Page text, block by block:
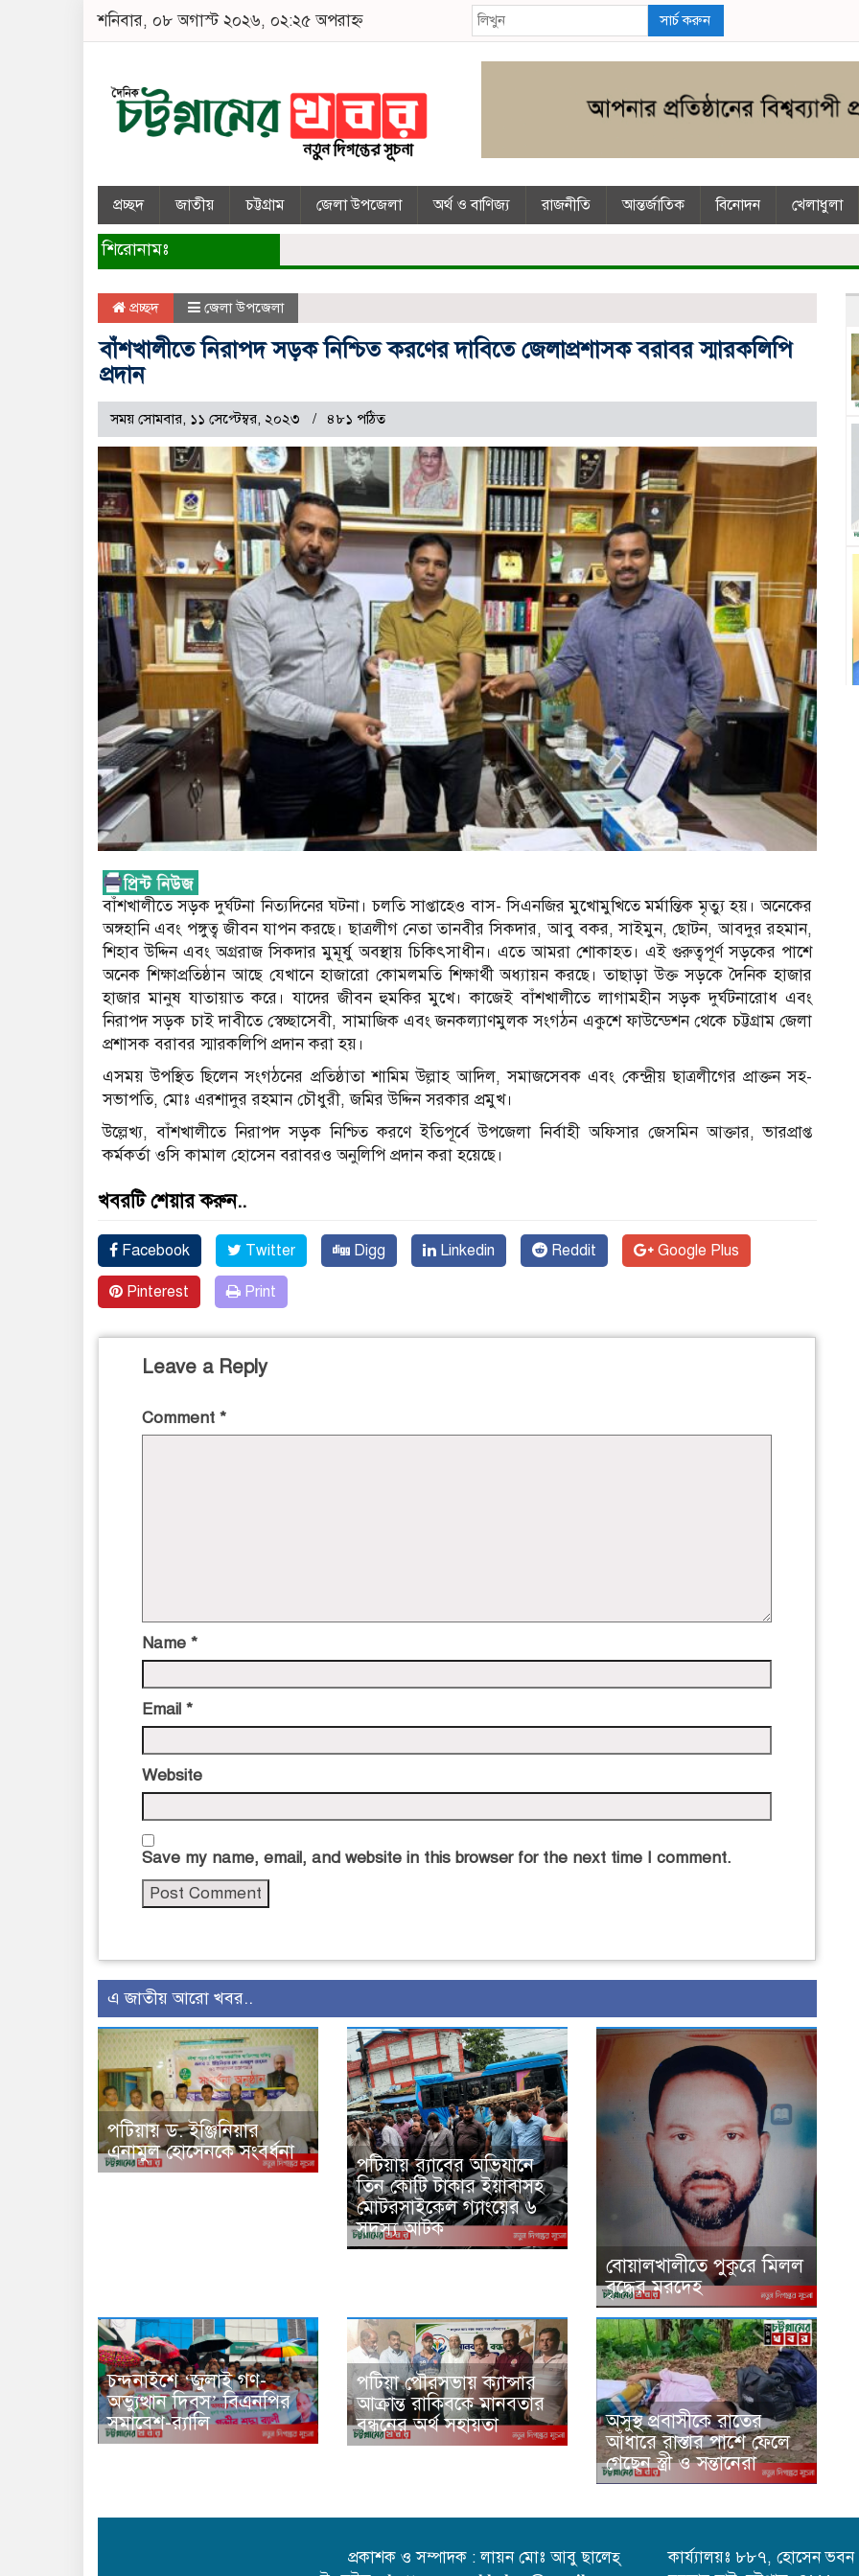
শনিবার, ০৮ অগাস্ট ২০২৬, ০২:২৫ অপরাহ্ন সার্চ করুন
প্রচ্ছদ জাতীয় চট্টগ্রাম জেলা উপজেলা অর্থ ও বাণিজ্য রাজনীতি আন্তর্জাতিক বিনোদন খেলাধুলা
শিরোনামঃ
প্রচ্ছদ জেলা উপজেলা
বাঁশখালীতে নিরাপদ সড়ক নিশ্চিত করণের দাবিতে জেলাপ্রশাসক বরাবর স্মারকলিপি
প্রদান
সময় সোমবার, ১১ সেপ্টেম্বর, ২০২৩ ৪৮১ পঠিত
বাঁশখালীতে সড়ক দুর্ঘটনা নিত্যদিনের ঘটনা। চলতি সাপ্তাহেও বাস- সিএনজির মুখোমুখিতে মর্মান্তিক মৃত্যু হয়। অনেকের
অঙ্গহানি এবং পঙ্গুত্ব জীবন যাপন করছে। ছাত্রলীগ নেতা তানবীর সিকদার, আবু বকর, সাইমুন, ছোটন, আবদুর রহমান,
শিহাব উদ্দিন এবং অগ্ররাজ সিকদার মুমূর্ষু অবস্থায় চিকিৎসাধীন। এতে আমরা শোকাহত। এই গুরুত্বপূর্ণ সড়কের পাশে
অনেক শিক্ষাপ্রতিষ্ঠান আছে যেখানে হাজারো কোমলমতি শিক্ষার্থী অধ্যায়ন করছে। তাছাড়া উক্ত সড়কে দৈনিক হাজার
হাজার মানুষ যাতায়াত করে। যাদের জীবন হুমকির মুখে। কাজেই বাঁশখালীতে লাগামহীন সড়ক দুর্ঘটনারোধ এবং
নিরাপদ সড়ক চাই দাবীতে স্বেচ্ছাসেবী, সামাজিক এবং জনকল্যাণমুলক সংগঠন একুশে ফাউন্ডেশন থেকে চট্টগ্রাম জেলা
প্রশাসক বরাবর স্মারকলিপি প্রদান করা হয়।
এসময় উপস্থিত ছিলেন সংগঠনের প্রতিষ্ঠাতা শামিম উল্লাহ আদিল, সমাজসেবক এবং কেন্দ্রীয় ছাত্রলীগের প্রাক্তন সহ-
সভাপতি, মোঃ এরশাদুর রহমান চৌধুরী, জমির উদ্দিন সরকার প্রমুখ।
উল্লেখ্য, বাঁশখালীতে নিরাপদ সড়ক নিশ্চিত করণে ইতিপূর্বে উপজেলা নির্বাহী অফিসার জেসমিন আক্তার, ভারপ্রাপ্ত
কর্মকর্তা ওসি কামাল হোসেন বরাবরও অনুলিপি প্রদান করা হয়েছে।
খবরটি শেয়ার করুন..
Facebook Twitter Digg Linkedin Reddit Google Plus
Pinterest Print
Leave a Reply
Comment *
Name *
Email *
Website
Save my name, email, and website in this browser for the next time I comment.
এ জাতীয় আরো খবর..
পটিয়ায় ড. ইঞ্জিনিয়ার
এনামুল হোসেনকে সংবর্ধনা
পটিয়ায় র‍্যাবের অভিযানে
তিন কোটি টাকার ইয়াবাসহ
মোটরসাইকেল গ্যাংয়ের ৬
সদস্য আটক
বোয়ালখালীতে পুকুরে মিলল
বৃদ্ধের মরদেহ
চন্দনাইশে ‘জুলাই গণ-
অভ্যুত্থান দিবস’ বিএনপির
সমাবেশ-র‌্যালি
পটিয়া পৌরসভায় ক্যান্সার
আক্রান্ত রাকিবকে মানবতার
বন্ধনের অর্থ সহায়তা
অসুস্থ প্রবাসীকে রাতের
আঁধারে রাস্তার পাশে ফেলে
গেছেন স্ত্রী ও সন্তানেরা
প্রকাশক ও সম্পাদক : লায়ন মোঃ আবু ছালেহ্
কার্য্যালয়ঃ ৮৮৭, হোসেন